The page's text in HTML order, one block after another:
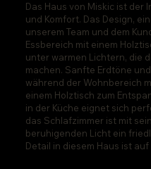
Das Haus von Miskic ist der
und Komfort. Das Design,
unserem Team und dem
Essbereich mit einem
unter warmen Lichtern, die
machen. Sanfte Erdtöne
während der Wohnbereich
einem Holztisch zum
in der Küche eignet sich
das Schlafzimmer ist mit
beruhigenden Licht ein
Detail in diesem Haus ist